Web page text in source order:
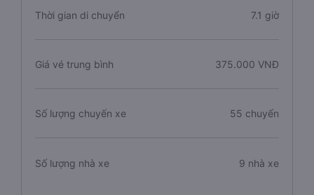
Thời gian di chuyển 7.1 giờ
Giá vé trung bình 375.000 VNĐ
Số lượng chuyến xe 55 chuyến
Số lượng nhà xe 9 nhà xe